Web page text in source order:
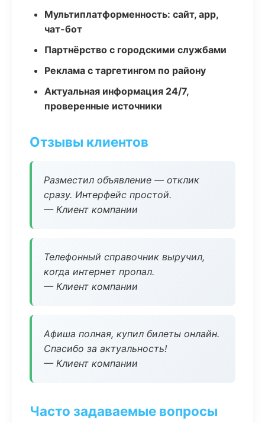
Мультиплатформенность: сайт, app,
чат-бот
Партнёрство с городскими службами
Реклама с таргетингом по району
Актуальная информация 24/7,
проверенные источники
Отзывы клиентов
Разместил объявление — отклик
сразу. Интерфейс простой.
— Клиент компании
Телефонный справочник выручил,
когда интернет пропал.
— Клиент компании
Афиша полная, купил билеты онлайн.
Спасибо за актуальность!
— Клиент компании
Часто задаваемые вопросы